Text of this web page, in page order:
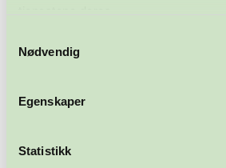
Nødvendig
Egenskaper
Statistikk